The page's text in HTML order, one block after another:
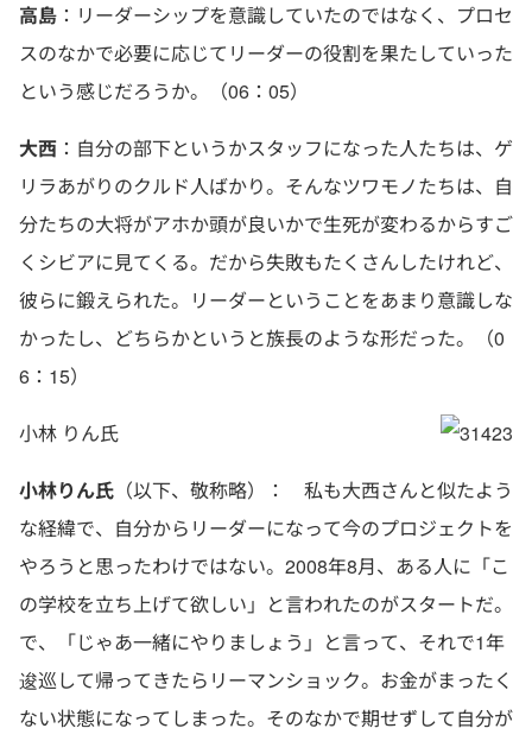
高島 ：リーダーシップを意識していたのではなく、プロセ
スのなかで必要に応じてリーダーの役割を果たしていった
という感じだろうか。（06：05）
大西 ：自分の部下というかスタッフになった人たちは、ゲ
リラあがりのクルド人ばかり。そんなツワモノたちは、自
分たちの大将がアホか頭が良いかで生死が変わるからすご
くシビアに見てくる。だから失敗もたくさんしたけれど、
彼らに鍛えられた。リーダーということをあまり意識しな
かったし、どちらかというと族長のような形だった。（0
6：15）
小林 りん氏
小林りん氏 （以下、敬称略）： 私も大西さんと似たよう
な経緯で、自分からリーダーになって今のプロジェクトを
やろうと思ったわけではない。2008年8月、ある人に「こ
の学校を立ち上げて欲しい」と言われたのがスタートだ。
で、「じゃあ一緒にやりましょう」と言って、それで1年
逡巡して帰ってきたらリーマンショック。お金がまったく
ない状態になってしまった。そのなかで期せずして自分が